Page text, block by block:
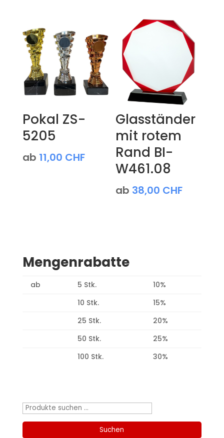
Pokal ZS-
5205
ab 11,00 CHF
Glasständer
mit rotem
Rand BI-
W461.08
ab 38,00 CHF
Mengenrabatte
ab 5 Stk.
10%
10 Stk.
15%
25 Stk.
20%
50 Stk.
25%
100 Stk.
30%
Suchen
Suchen